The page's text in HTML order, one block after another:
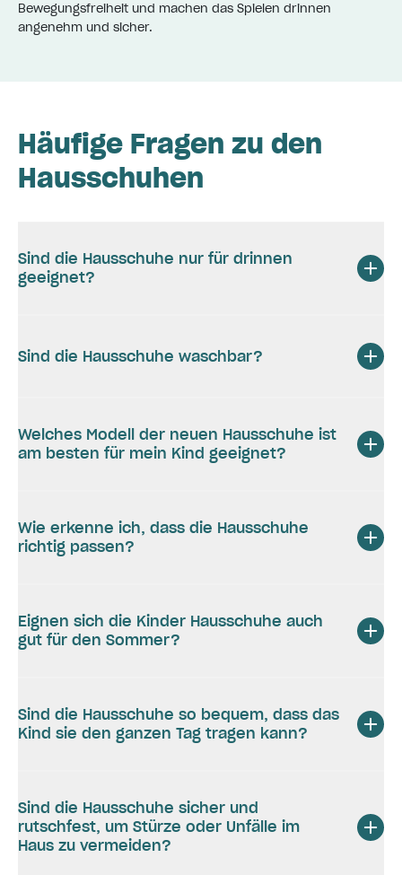
Bewegungsfreiheit und machen das Spielen drinnen
angenehm und sicher.
Häufige Fragen zu den
Hausschuhen
Sind die Hausschuhe nur für drinnen
geeignet?
Sind die Hausschuhe waschbar?
Welches Modell der neuen Hausschuhe ist
am besten für mein Kind geeignet?
Wie erkenne ich, dass die Hausschuhe
richtig passen?
Eignen sich die Kinder Hausschuhe auch
gut für den Sommer?
Sind die Hausschuhe so bequem, dass das
Kind sie den ganzen Tag tragen kann?
Sind die Hausschuhe sicher und
rutschfest, um Stürze oder Unfälle im
Haus zu vermeiden?